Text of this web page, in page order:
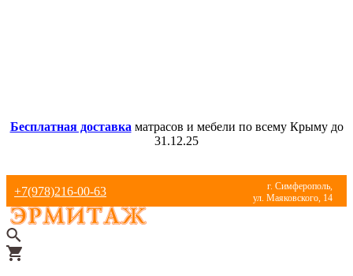
Бесплатная доставка матрасов и мебели по всему Крыму до
31.12.25
+7(978)216-00-63
г. Симферополь,
ул. Маяковского, 14